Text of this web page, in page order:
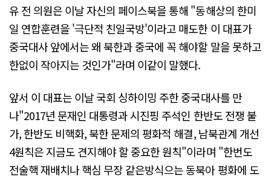
유 전 의원은 이날 자신의 페이스북을 통해 "동해상의 한미
일 연합훈련을 '극단적 친일국방'이라고 매도한 이 대표가
중국대사 앞에서는 왜 북한과 중국에 꼭 해야할 말을 못하고
한없이 작아지는 것인가"라며 이같이 말했다.
앞서 이 대표는 이날 국회 싱하이밍 주한 중국대사를 만
나"2017년 문재인 대통령과 시진핑 주석인 한반도 전쟁 불
가, 한반도 비핵화, 북한 문제의 평화적 해결, 남북관계 개선
4원칙은 지금도 견지해야 할 중요한 원칙"이라며 "한번도
전술핵 재배치나 핵심 무장 같은방식으는 동북아 평화에 도